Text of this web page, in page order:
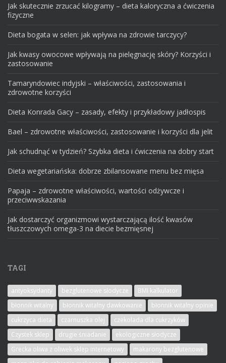
Jak skutecznie zrzucać kilogramy – dieta kaloryczna a ćwiczenia
fizyczne
Dieta bogata w selen: jak wpływa na zdrowie tarczycy?
Jak kwasy owocowe wpływają na pielęgnację skóry? Korzyści i
zastosowanie
Tamaryndowiec indyjski – właściwości, zastosowania i
zdrowotne korzyści
Dieta Konrada Gacy – zasady, efekty i przykładowy jadłospis
Bael – zdrowotne właściwości, zastosowanie i korzyści dla jelit
Jak schudnąć w tydzień? Szybka dieta i ćwiczenia na dobry start
Dieta wegetariańska: dobrze zbilansowane menu bez mięsa
Papaja – zdrowotne właściwości, wartości odżywcze i
przeciwwskazania
Jak dostarczyć organizmowi wystarczającą ilość kwasów
tłuszczowych omega-3 na diecie bezmięsnej
TAGI
antyoksydanty bezglutenowe słodycze
BMI kalkulator
błonnik witalny
błonnik witalny dawkowanie
błonnik witalny opinie
cukrzyca dieta
czarnuszka olej
czekolada dla cukrzyków
Czystek sklep
drugie śniadanie
ekologiczne słodycze
Grecka oliwa z oliwek sklep internetowy
makarony bezglutenowe